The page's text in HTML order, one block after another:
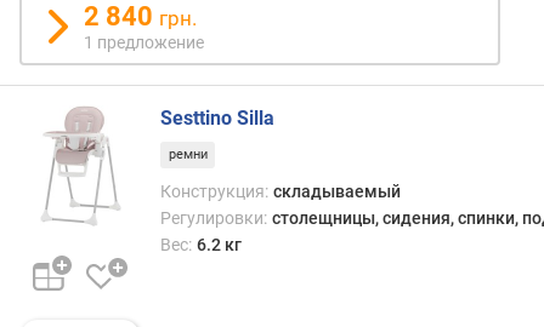
2 840 грн.
1 предложение
Sesttino Silla
ремни
Конструкция: складываемый
Регулировки: столещницы, сидения, спинки,
Вес: 6.2 кг